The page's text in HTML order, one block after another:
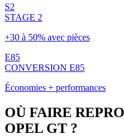
S2
STAGE 2
+30 à 50% avec pièces
E85
CONVERSION E85
Économies + performances
OÙ FAIRE
OPEL GT ?